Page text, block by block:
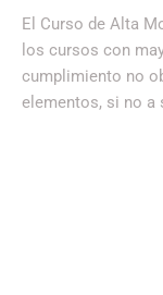
El Curso de Alta
los cursos con
cumplimiento no
elementos, si no a